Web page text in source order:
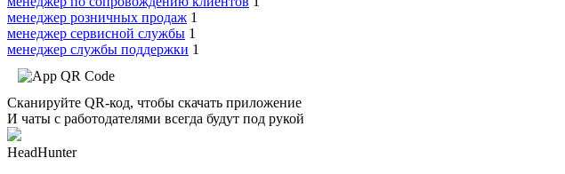
менеджер розничных продаж 1
менеджер сервисной службы 1
менеджер службы поддержки 1
Сканируйте QR-код, чтобы скачать приложение
И чаты с работодателями всегда будут под рукой
HeadHunter